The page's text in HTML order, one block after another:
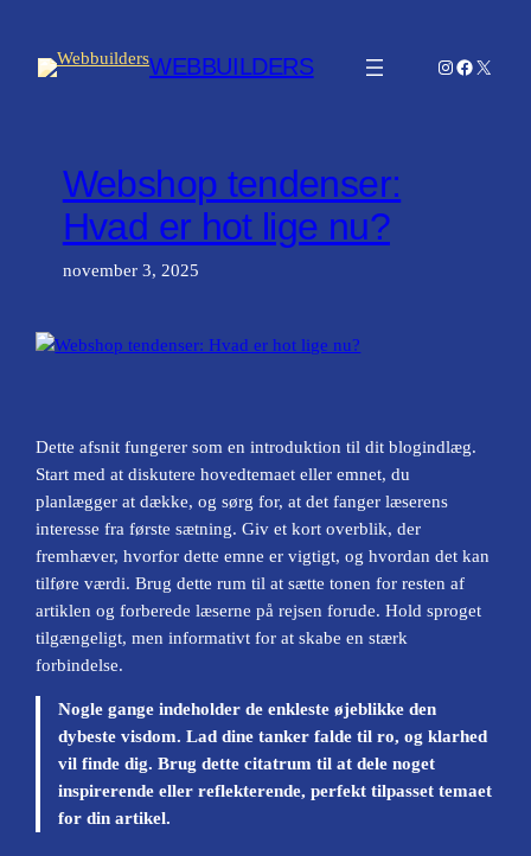
indhold
WEBBUILDERS Instagram
Facebook
X
Webshop tendenser:
Hvad er hot lige nu?
november 3, 2025
Dette afsnit fungerer som en introduktion til dit blogindlæg.
Start med at diskutere hovedtemaet eller emnet, du
planlægger at dække, og sørg for, at det fanger læserens
interesse fra første sætning. Giv et kort overblik, der
fremhæver, hvorfor dette emne er vigtigt, og hvordan det kan
tilføre værdi. Brug dette rum til at sætte tonen for resten af
artiklen og forberede læserne på rejsen forude. Hold sproget
tilgængeligt, men informativt for at skabe en stærk
forbindelse.
Nogle gange indeholder de enkleste øjeblikke den
dybeste visdom. Lad dine tanker falde til ro, og klarhed
vil finde dig. Brug dette citatrum til at dele noget
inspirerende eller reflekterende, perfekt tilpasset temaet
for din artikel.